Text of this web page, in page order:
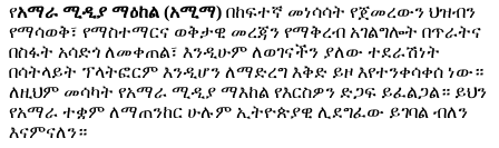
የአማራ ሚዲያ ማዕከል (አሚማ) በከፍተኛ መነሳሳት የጀመረውን ህዝብን
የማሳወቅ፣ የማስተማርና ወቅታዊ መረጃን የማቅረብ አገልግሎት በጥራትና
በስፋት አሳድጎ ለመቀጠል፣ እንዲሁም ለወገናችን ያለው ተደራሽነት
በሳትላይት ፕላትፎርም እንዲሆን ለማድረግ እቅድ ይዞ እየተንቀሳቀሰ ነው።
ለዚህም መሳካት የአማራ ሚዲያ ማእከል የእርስዎን ድጋፍ ይፈልጋል። ይህን
የአማራ ተቋም ለማጠንከር ሁሉም ኢትዮጵያዊ ሊደግፈው ይገባል ብለን
እናምናለን።